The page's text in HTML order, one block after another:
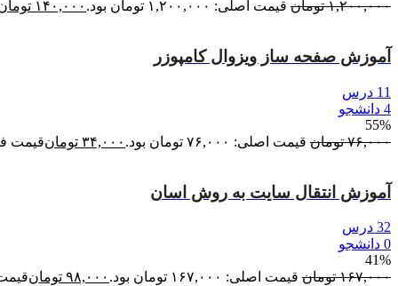
۱,۲۰۰,۰۰۰ تومان قیمت اصلی: ۱,۲۰۰,۰۰۰ تومان بود. ۱۴۰,۰۰۰
آموزش صفحه ساز ویزوال کامپوزر
11 درس
4 دانشجو
55%
۷۶,۰۰۰ تومان قیمت اصلی: ۷۶,۰۰۰ تومان بود. ۳۴,۰۰۰ تومانقیمت فعلی:
آموزش انتقال سایت به روش اسان
32 درس
0 دانشجو
41%
۱۶۷,۰۰۰ تومان قیمت اصلی: ۱۶۷,۰۰۰ تومان بود. ۹۸,۰۰۰ تومانقیمت